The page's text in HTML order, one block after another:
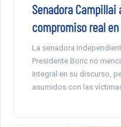
Senadora
compromiso real en
La senadora
Presidente Boric no
Integral en su discurso,
asumidos con las